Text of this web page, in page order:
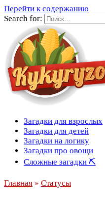
Перейти к содержанию
Search for:
Загадки для взрослых
Загадки для детей
Загадки на логику
Загадки про овощи
Сложные загадки ⛏
Главная » Статусы